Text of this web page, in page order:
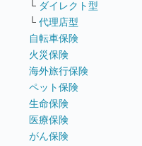
└ ダイレクト型
└ 代理店型
自転車保険
火災保険
海外旅行保険
ペット保険
生命保険
医療保険
がん保険